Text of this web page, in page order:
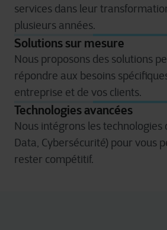
services dans leur
plusieurs années.
Solutions sur mesure
Nous proposons des solutions
répondre aux besoins
entreprise et de vos clients.
Technologies avancées
Nous intégrons les technologies
Data, Cybersécurité) pour vous
rester compétitif.